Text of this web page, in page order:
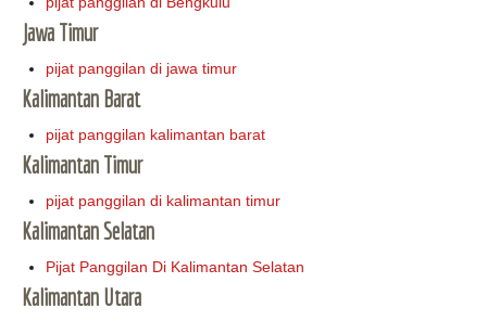
Jawa Timur
pijat panggilan di jawa timur
Kalimantan Barat
pijat panggilan kalimantan barat
Kalimantan Timur
pijat panggilan di kalimantan timur
Kalimantan Selatan
Pijat Panggilan Di Kalimantan Selatan
Kalimantan Utara